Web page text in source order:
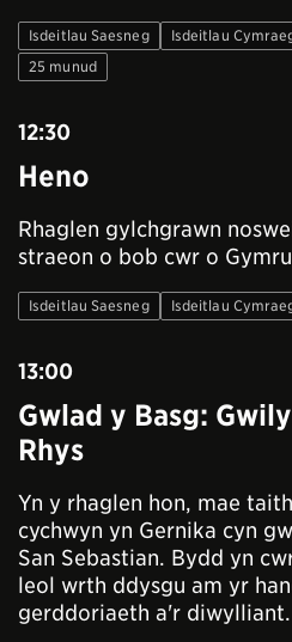
Isdeitlau Saesneg Isdeitlau
25 munud
12:30
Heno
Rhaglen gylchgrawn
straeon o bob cwr o
Isdeitlau Saesneg Isdeitlau
13:00
Gwlad y Basg:
Rhys
Yn y rhaglen hon, mae
cychwyn yn Gernika cyn
San Sebastian. Bydd yn
leol wrth ddysgu am yr
gerddoriaeth a'r diwylliant.